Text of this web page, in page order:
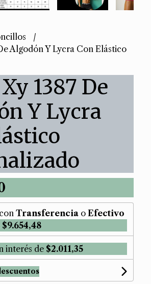
Algodón Y Lycra Con Elástico
1387 De
Y Lycra
Transferenciao Efectivo
$9.654,48
interés de $2.011,35